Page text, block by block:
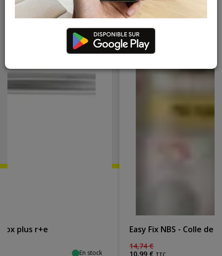
Nous vous recommandons
également
Easy Fix NBS - Colle de montage - 750 ml